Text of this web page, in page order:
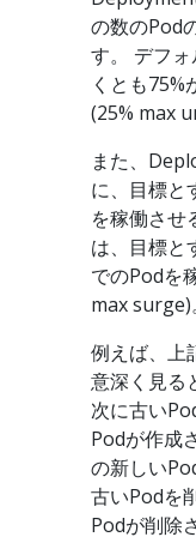
の数のPod
す。 デフ
くとも75%
(25% max
また、
に、目標と
を稼働させ
は、目標と
でのPodを
max surge)。
例えば、上
意深く見る
次に古い
Podが作成
の新しい
古いPodを
Podが削除